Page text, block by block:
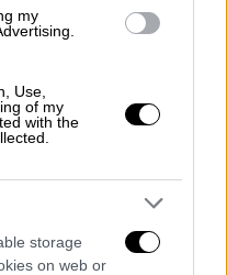
my
Use,
of my
with the
storage
on web or
περί sos θεμάτων.
κουβέντα είναι
να
του